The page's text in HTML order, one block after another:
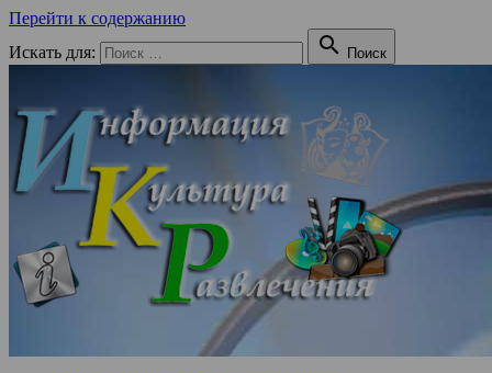
Перейти к содержанию
Искать для:
 Поиск